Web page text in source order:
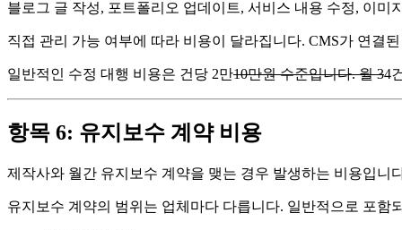
블로그 글 작성, 포트폴리오 업데이트, 서비스 내용 수정, 이미
직접 관리 가능 여부에 따라 비용이 달라집니다. CMS가 연결
일반적인 수정 대행 비용은 건당 2만10만원 수준입니다. 월 34
항목 6: 유지보수 계약 비용
제작사와 월간 유지보수 계약을 맺는 경우 발생하는 비용입니
유지보수 계약의 범위는 업체마다 다릅니다. 일반적으로 포함